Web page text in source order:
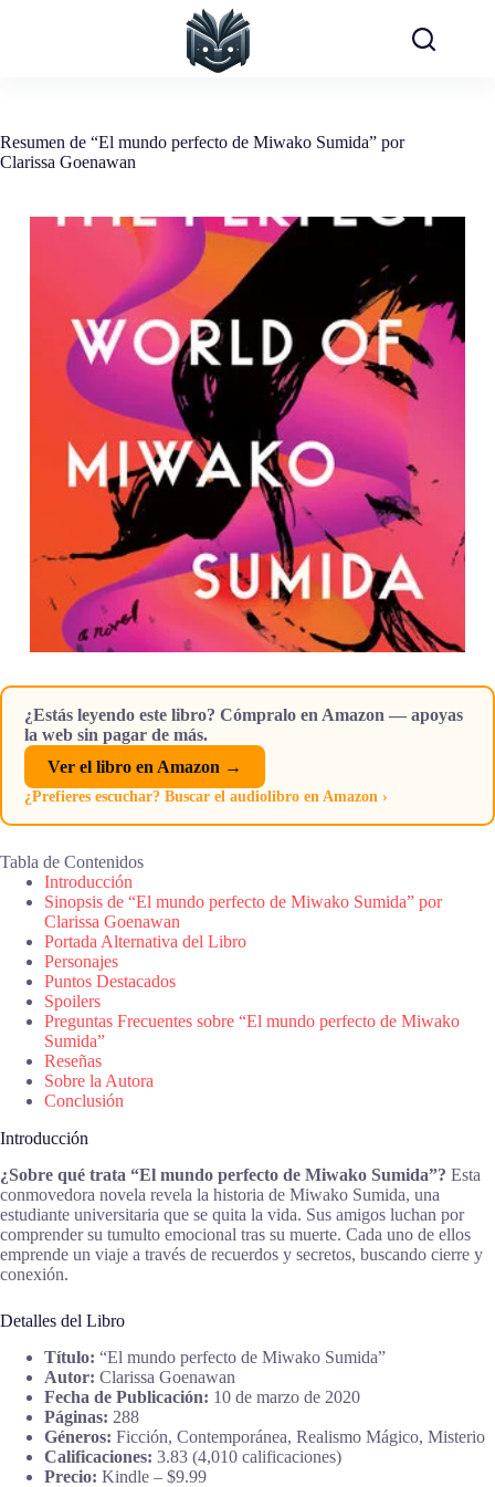
Resumen de “El mundo perfecto de Miwako Sumida” por
Clarissa Goenawan
¿Estás leyendo este libro? Cómpralo en Amazon — apoyas
la web sin pagar de más.
Ver el libro en Amazon →
¿Prefieres escuchar? Buscar el audiolibro en Amazon ›
Tabla de Contenidos
Introducción
Sinopsis de “El mundo perfecto de Miwako Sumida” por
Clarissa Goenawan
Portada Alternativa del Libro
Personajes
Puntos Destacados
Spoilers
Preguntas Frecuentes sobre “El mundo perfecto de Miwako
Sumida”
Reseñas
Sobre la Autora
Conclusión
Introducción
¿Sobre qué trata “El mundo perfecto de Miwako Sumida”? Esta
conmovedora novela revela la historia de Miwako Sumida, una
estudiante universitaria que se quita la vida. Sus amigos luchan por
comprender su tumulto emocional tras su muerte. Cada uno de ellos
emprende un viaje a través de recuerdos y secretos, buscando cierre y
conexión.
Detalles del Libro
Título: “El mundo perfecto de Miwako Sumida”
Autor: Clarissa Goenawan
Fecha de Publicación: 10 de marzo de 2020
Páginas: 288
Géneros: Ficción, Contemporánea, Realismo Mágico, Misterio
Calificaciones: 3.83 (4,010 calificaciones)
Precio: Kindle – $9.99